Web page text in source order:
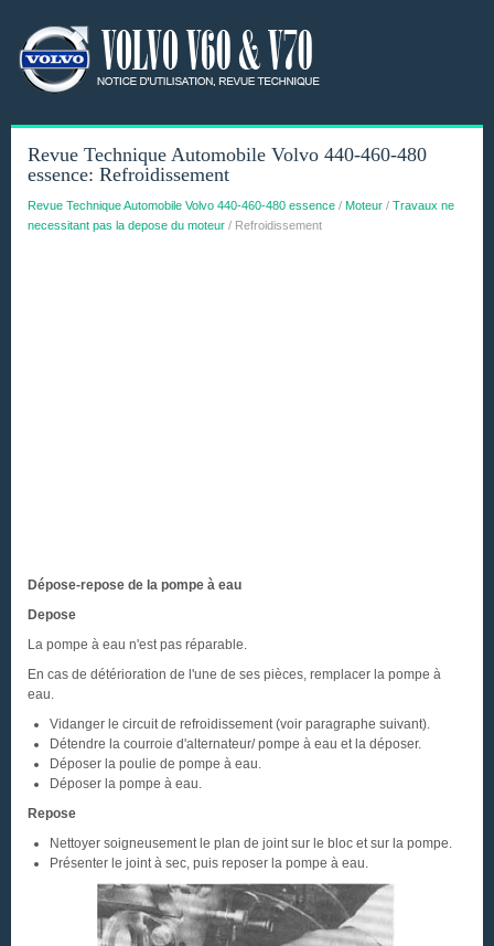
Revue Technique Automobile Volvo 440-460-480
essence: Refroidissement
Revue Technique Automobile Volvo 440-460-480 essence / Moteur / Travaux ne
necessitant pas la depose du moteur / Refroidissement
Dépose-repose de la pompe à eau
Depose
La pompe à eau n'est pas réparable.
En cas de détérioration de l'une de ses pièces, remplacer la pompe à
eau.
Vidanger le circuit de refroidissement (voir paragraphe suivant).
Détendre la courroie d'alternateur/ pompe à eau et la déposer.
Déposer la poulie de pompe à eau.
Déposer la pompe à eau.
Repose
Nettoyer soigneusement le plan de joint sur le bloc et sur la pompe.
Présenter le joint à sec, puis reposer la pompe à eau.